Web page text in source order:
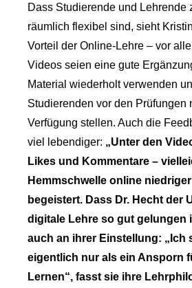
Dass Studierende und Lehrende
räumlich flexibel sind, sieht
Vorteil der Online-Lehre – vor
Videos seien eine gute
Material wiederholt verwenden
Studierenden vor den Prüfungen
Verfügung stellen. Auch die
viel lebendiger: „Unter den
Likes und Kommentare –
Hemmschwelle online
begeistert. Dass Dr. Hecht der
digitale Lehre so gut gelungen
auch an ihrer Einstellung: „Ich
eigentlich nur als ein Ansporn
Lernen“, fasst sie ihre